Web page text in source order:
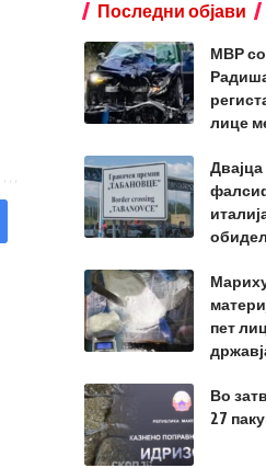
Последни објави
МВР со
лице
пет
Во
27